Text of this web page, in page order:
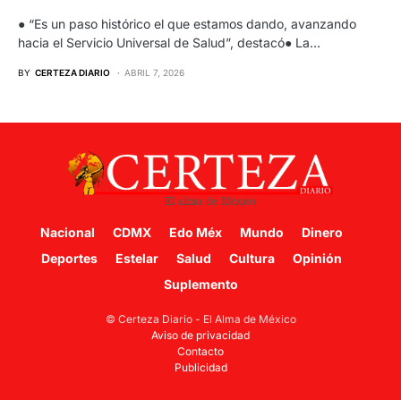
● “Es un paso histórico el que estamos dando, avanzando
hacia el Servicio Universal de Salud”, destacó● La…
BY CERTEZA DIARIO ABRIL 7, 2026
Nacional CDMX Edo Méx Mundo
Dinero
Deportes
Estelar Salud Cultura
Opinión
Suplemento
© Certeza Diario - El Alma de México
Aviso de privacidad
Contacto
Publicidad